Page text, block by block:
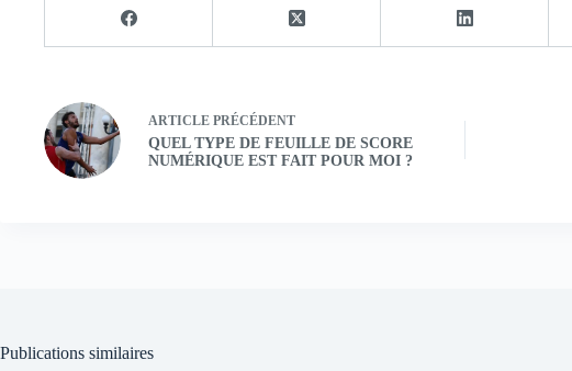
ARTICLE PRÉCÉDENT
QUEL TYPE DE FEUILLE DE SCORE
NUMÉRIQUE EST FAIT POUR MOI ?
Publications similaires